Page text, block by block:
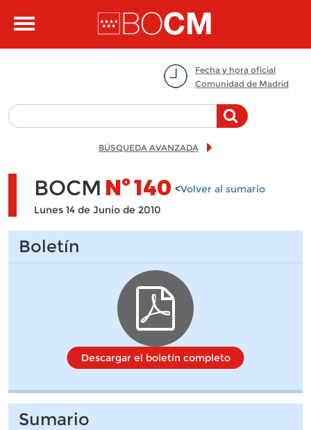
Toggle
Fecha y hora oficial
Comunidad de Madrid
BÚSQUEDA AVANZADA
BOCM Nº140 <Volver al sumario
Lunes 14 de Junio de 2010
Boletín
Descargar el boletín completo
Sumario